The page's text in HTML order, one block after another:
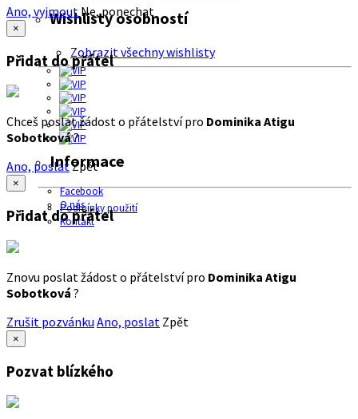
Wishlisty osobností
Zobrazit všechny wishlisty
Informace
Facebook
O nás
Podmínky použití
Kontakt
Ano, vyjmout Ne, ponechat
×
Přidat do přátel
Chceš poslat žádost o přátelství pro Dominika Atigu
Sobotková?
Ano, poslatZpět
×
Přidat do přátel
Znovu poslat žádost o přátelství pro Dominika Atigu
Sobotková ?
Zrušit pozvánku Ano, poslat Zpět
×
Pozvat blízkého